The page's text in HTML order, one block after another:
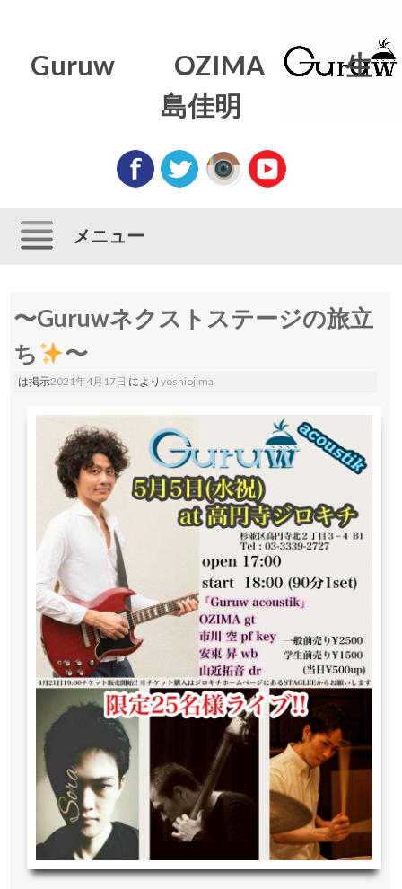
Guruw OZIMA 生
島佳明
メニュー
〜Guruwネクストステージの旅立
ち
〜
は掲示2021年4月17日 によりyoshiojima